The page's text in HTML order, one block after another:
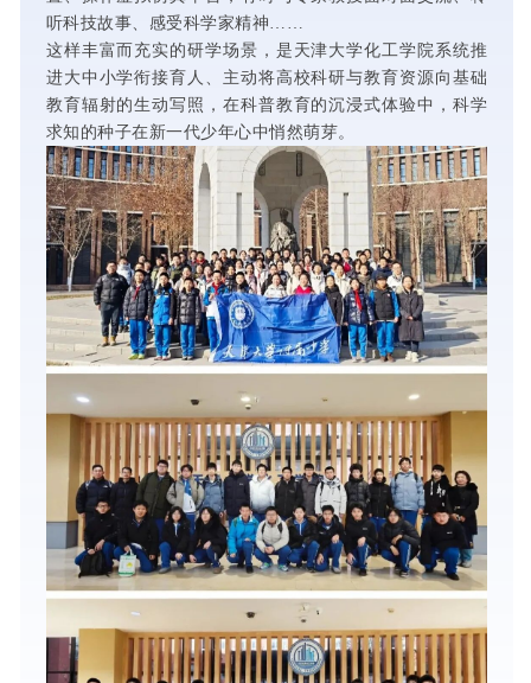
听科技故事、感受科学家精神……
这样丰富而充实的研学场景，是 天津大学化工学院系统推
进大中小学衔接育人、主动将高校科研与教育资源向基础
教育辐射的生动写照 ，在科普教育的沉浸式体验中，科学
求知的种子在新一代少年心中悄然萌芽。